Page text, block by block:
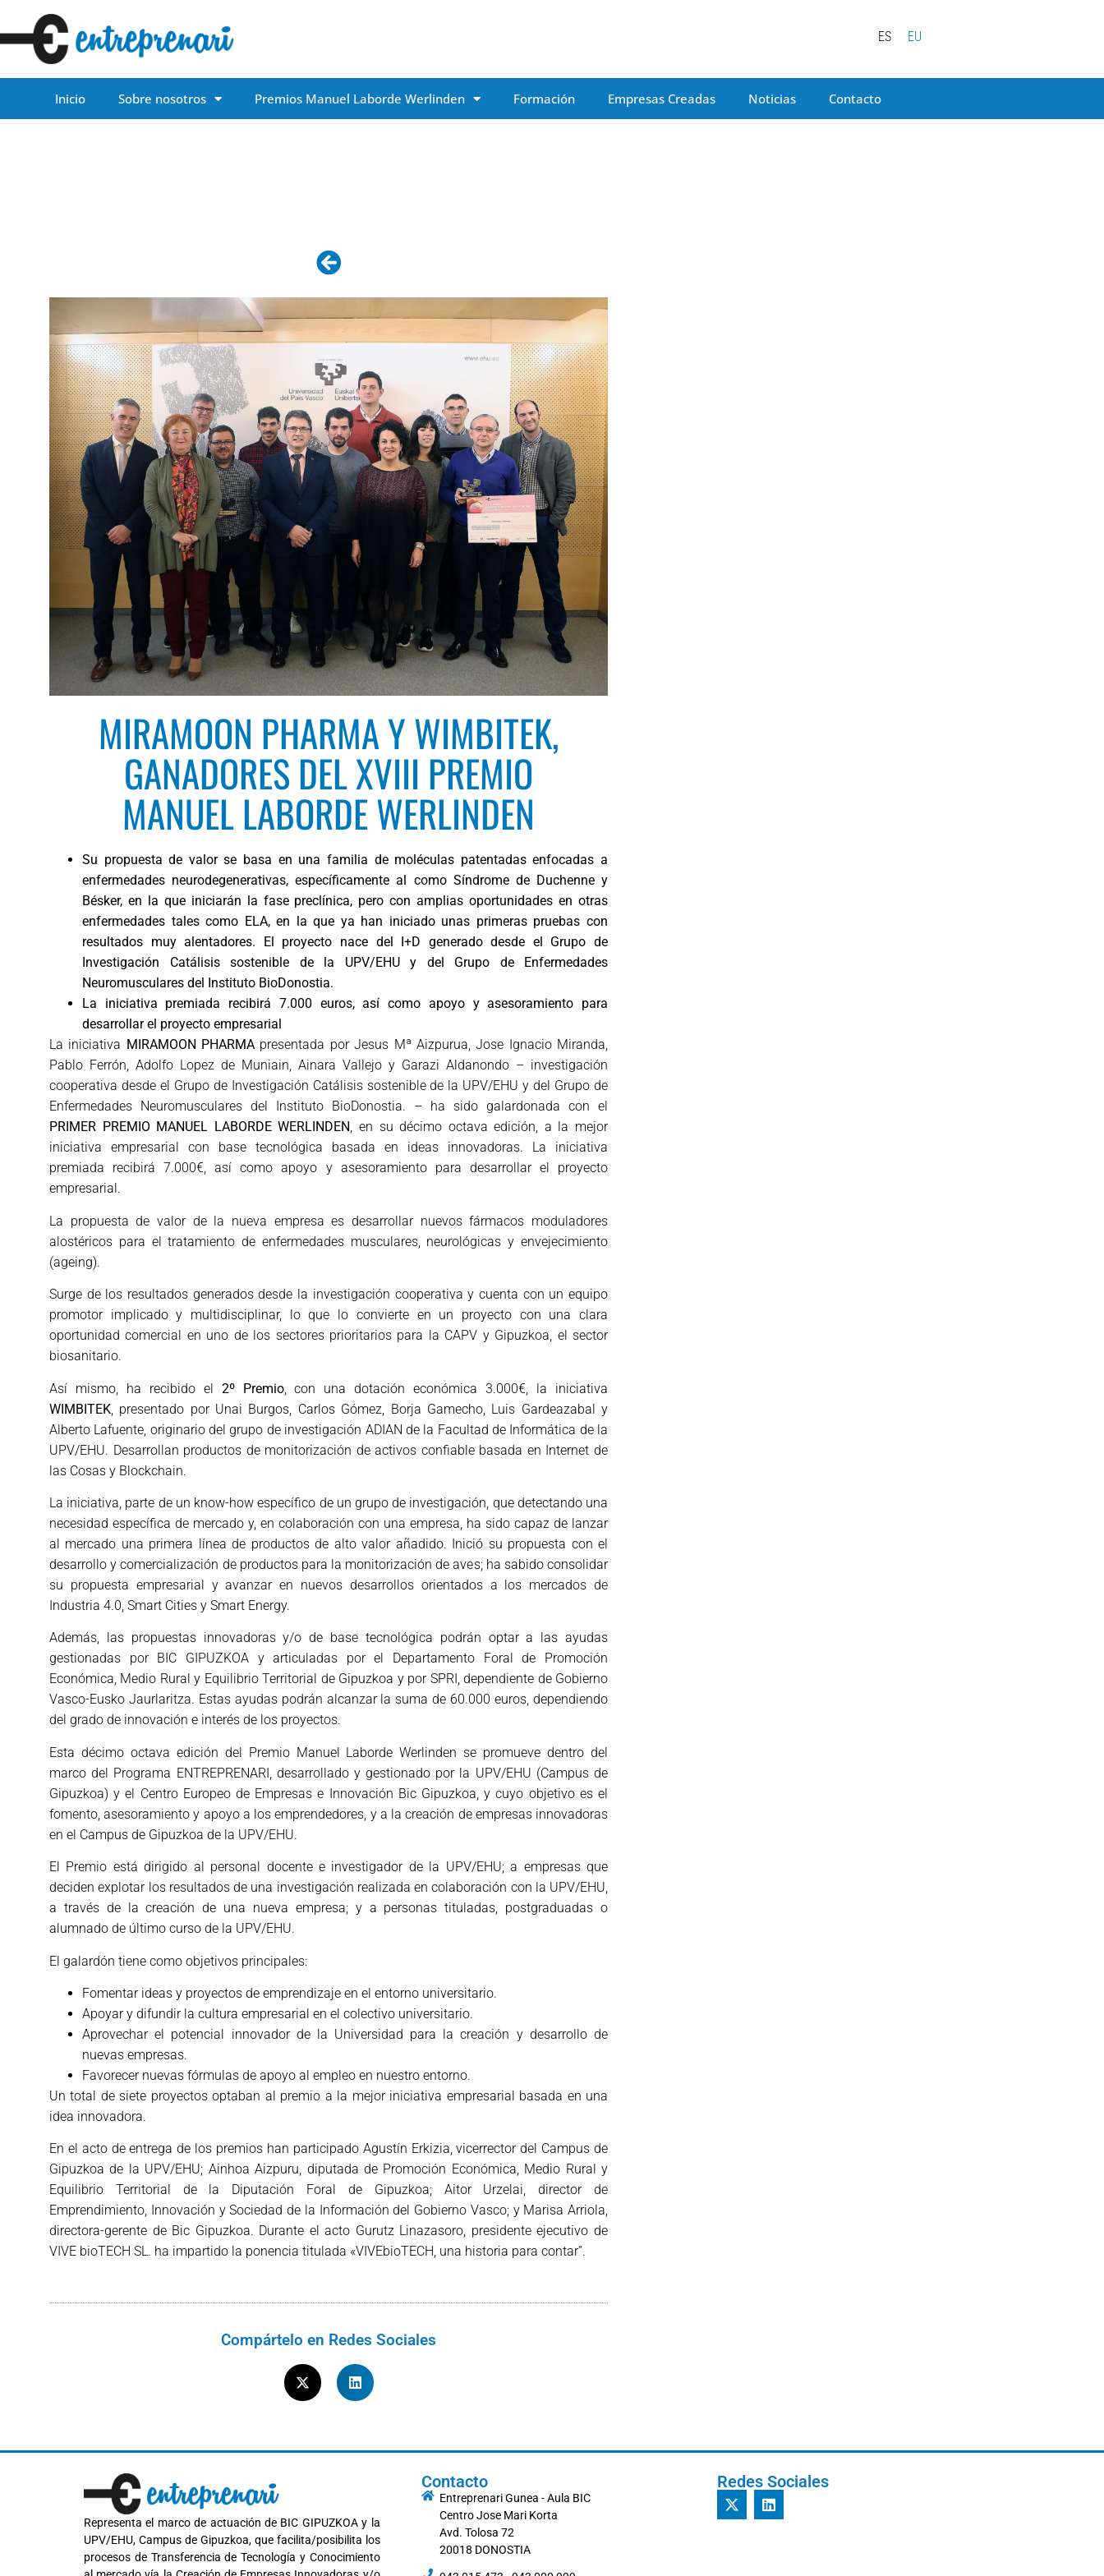
ES EU
Inicio Sobre nosotros Premios Manuel Laborde Werlinden Formación Empresas Creadas Noticias Contacto
MIRAMOON PHARMA Y WIMBITEK,
GANADORES DEL XVIII PREMIO
MANUEL LABORDE WERLINDEN
Su propuesta de valor se basa en una familia de moléculas patentadas enfocadas a
enfermedades neurodegenerativas, específicamente al como Síndrome de Duchenne y
Bésker, en la que iniciarán la fase preclínica, pero con amplias oportunidades en otras
enfermedades tales como ELA, en la que ya han iniciado unas primeras pruebas con
resultados muy alentadores. El proyecto nace del I+D generado desde el Grupo de
Investigación Catálisis sostenible de la UPV/EHU y del Grupo de Enfermedades
Neuromusculares del Instituto BioDonostia.
La iniciativa premiada recibirá 7.000 euros, así como apoyo y asesoramiento para
desarrollar el proyecto empresarial
La iniciativa MIRAMOON PHARMA presentada por Jesus Mª Aizpurua, Jose Ignacio Miranda,
Pablo Ferrón, Adolfo Lopez de Muniain, Ainara Vallejo y Garazi Aldanondo – investigación
cooperativa desde el Grupo de Investigación Catálisis sostenible de la UPV/EHU y del Grupo de
Enfermedades Neuromusculares del Instituto BioDonostia. – ha sido galardonada con el
PRIMER PREMIO MANUEL LABORDE WERLINDEN, en su décimo octava edición, a la mejor
iniciativa empresarial con base tecnológica basada en ideas innovadoras. La iniciativa
premiada recibirá 7.000€, así como apoyo y asesoramiento para desarrollar el proyecto
empresarial.
La propuesta de valor de la nueva empresa es desarrollar nuevos fármacos moduladores
alostéricos para el tratamiento de enfermedades musculares, neurológicas y envejecimiento
(ageing).
Surge de los resultados generados desde la investigación cooperativa y cuenta con un equipo
promotor implicado y multidisciplinar, lo que lo convierte en un proyecto con una clara
oportunidad comercial en uno de los sectores prioritarios para la CAPV y Gipuzkoa, el sector
biosanitario.
Así mismo, ha recibido el 2º Premio, con una dotación económica 3.000€, la iniciativa
WIMBITEK , presentado por Unai Burgos, Carlos Gómez, Borja Gamecho, Luis Gardeazabal y
Alberto Lafuente, originario del grupo de investigación ADIAN de la Facultad de Informática de la
UPV/EHU. Desarrollan productos de monitorización de activos confiable basada en Internet de
las Cosas y Blockchain.
La iniciativa, parte de un know-how específico de un grupo de investigación, que detectando una
necesidad específica de mercado y, en colaboración con una empresa, ha sido capaz de lanzar
al mercado una primera línea de productos de alto valor añadido. Inició su propuesta con el
desarrollo y comercialización de productos para la monitorización de aves; ha sabido consolidar
su propuesta empresarial y avanzar en nuevos desarrollos orientados a los mercados de
Industria 4.0, Smart Cities y Smart Energy.
Además, las propuestas innovadoras y/o de base tecnológica podrán optar a las ayudas
gestionadas por BIC GIPUZKOA y articuladas por el Departamento Foral de Promoción
Económica, Medio Rural y Equilibrio Territorial de Gipuzkoa y por SPRI, dependiente de Gobierno
Vasco-Eusko Jaurlaritza. Estas ayudas podrán alcanzar la suma de 60.000 euros, dependiendo
del grado de innovación e interés de los proyectos.
Esta décimo octava edición del Premio Manuel Laborde Werlinden se promueve dentro del
marco del Programa ENTREPRENARI, desarrollado y gestionado por la UPV/EHU (Campus de
Gipuzkoa) y el Centro Europeo de Empresas e Innovación Bic Gipuzkoa, y cuyo objetivo es el
fomento, asesoramiento y apoyo a los emprendedores, y a la creación de empresas innovadoras
en el Campus de Gipuzkoa de la UPV/EHU.
El Premio está dirigido al personal docente e investigador de la UPV/EHU; a empresas que
deciden explotar los resultados de una investigación realizada en colaboración con la UPV/EHU,
a través de la creación de una nueva empresa; y a personas tituladas, postgraduadas o
alumnado de último curso de la UPV/EHU.
El galardón tiene como objetivos principales:
Fomentar ideas y proyectos de emprendizaje en el entorno universitario.
Apoyar y difundir la cultura empresarial en el colectivo universitario.
Aprovechar el potencial innovador de la Universidad para la creación y desarrollo de
nuevas empresas.
Favorecer nuevas fórmulas de apoyo al empleo en nuestro entorno.
Un total de siete proyectos optaban al premio a la mejor iniciativa empresarial basada en una
idea innovadora.
En el acto de entrega de los premios han participado Agustín Erkizia, vicerrector del Campus de
Gipuzkoa de la UPV/EHU; Ainhoa Aizpuru, diputada de Promoción Económica, Medio Rural y
Equilibrio Territorial de la Diputación Foral de Gipuzkoa; Aitor Urzelai, director de
Emprendimiento, Innovación y Sociedad de la Información del Gobierno Vasco; y Marisa Arriola,
directora-gerente de Bic Gipuzkoa. Durante el acto Gurutz Linazasoro, presidente ejecutivo de
VIVE bioTECH SL. ha impartido la ponencia titulada «VIVEbioTECH, una historia para contar”.
Compártelo en Redes Sociales
Representa el marco de actuación de BIC GIPUZKOA y la
UPV/EHU, Campus de Gipuzkoa, que facilita/posibilita los
procesos de Transferencia de Tecnología y Conocimiento
Contacto
Entreprenari Gunea - Aula BIC
Centro Jose Mari Korta
Avd. Tolosa 72
20018 DONOSTIA
Redes Sociales